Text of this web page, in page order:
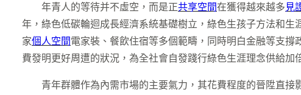
年青人的等待并不虛空，而是正共享空間在獲得越來越多 見
年，綠色低碳輪迴成長經濟系統基礎樹立，綠色生孩子方法和
家個人空間電家裝、餐飲住宿等多個範疇，同時明白金融等支
費發明更好周遭的狀況，為全社會自發踐行綠色生涯理念供給加
青年群體作為內需市場的主要氣力，其花費程度的晉陞直